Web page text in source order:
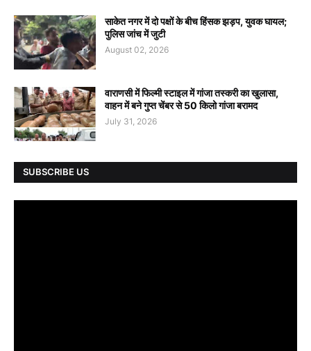
साकेत नगर में दो पक्षों के बीच हिंसक झड़प, युवक घायल;
पुलिस जांच में जुटी
August 02, 2026
वाराणसी में फिल्मी स्टाइल में गांजा तस्करी का खुलासा,
वाहन में बने गुप्त चेंबर से 50 किलो गांजा बरामद
July 31, 2026
SUBSCRIBE US